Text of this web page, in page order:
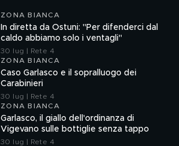
ZONA BIANCA
In diretta da Ostuni: "Per difenderci dal
caldo abbiamo solo i ventagli"
30 lug | Rete 4
ZONA BIANCA
Caso Garlasco e il sopralluogo dei
Carabinieri
30 lug | Rete 4
ZONA BIANCA
Garlasco, il giallo dell'ordinanza di
Vigevano sulle bottiglie senza tappo
30 lug | Rete 4